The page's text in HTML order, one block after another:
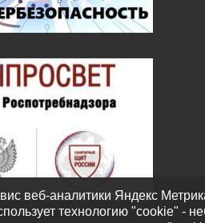
веб-аналитики Яндекс
технологию "cookie" -